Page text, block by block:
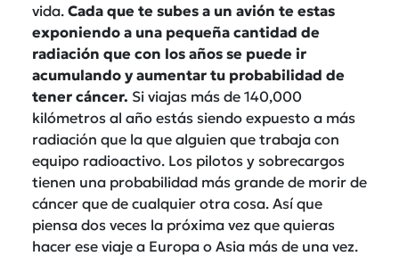
vida. Cada que te subes a un avión te estas
exponiendo a una pequeña cantidad de
radiación que con los años se puede ir
acumulando y aumentar tu probabilidad de
tener cáncer. Si viajas más de 140,000
kilómetros al año estás siendo expuesto a más
radiación que la que alguien que trabaja con
equipo radioactivo. Los pilotos y sobrecargos
tienen una probabilidad más grande de morir de
cáncer que de cualquier otra cosa. Así que
piensa dos veces la próxima vez que quieras
hacer ese viaje a Europa o Asia más de una vez.